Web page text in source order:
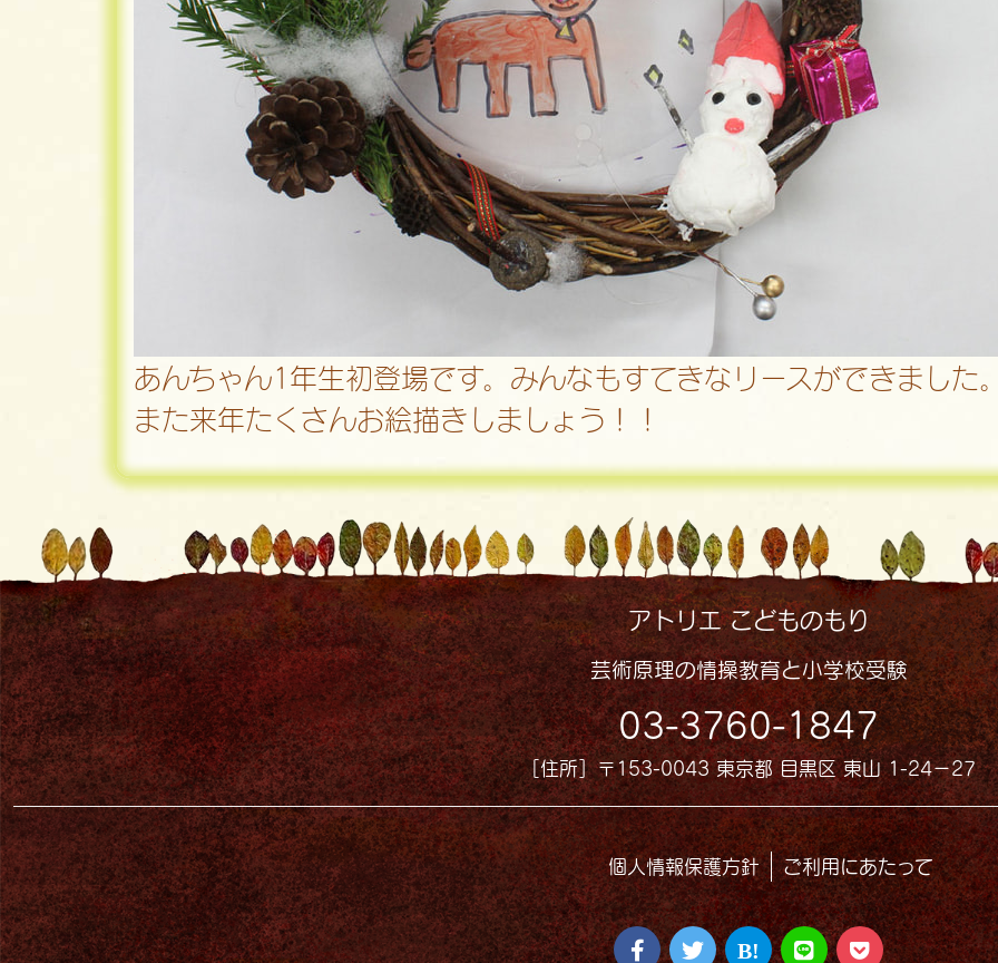
あんちゃん1年生初登場です。みんなもすてきなリースができました
また来年たくさんお絵描きしましょう！！
アトリエ こどものもり
芸術原理の情操教育と小学校受験
03-3760-1847
［住所］〒153-0043 東京都 目黒区 東山 1-24−27
個人情報保護方針 ご利用にあたって